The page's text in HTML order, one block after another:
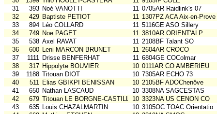
31
393 Noé VANOTTI 11 0705AR Raidlink's 07
32
429 Baptiste PETIOT 11 1307PZ ACA Aix-en-
33
894 Léo COLLARD 11 5116GE ASO Sillery
34
749 Noe PAGET 11 3810AR ORIENT'ALP
35
538 Axel RAVAT 11 2108BF Talant SO
36
600 Leni MARCON BRUNET 11 2604AR CROCO
37
1111 Drisse BENFERHAT 11 6804GE COColmar
38
317 Hippolyte BOUVIER 10 0111AR CO AMBERIEU
39
1188 Titouan DIOT 10 7305AR ECHO 73
40
511 Elias GBIKPI BENISSAN 10 2105BF ADOChenôve
41
650 Nathan LASCAUD 10 3308NA SAGCESTAS
42
679 Titouan LE BORGNE-CASTILLO10 3323NA US CENON CO
43
635 Louis CHAZALMARTIN 10 3105OC TOAC Orientatio